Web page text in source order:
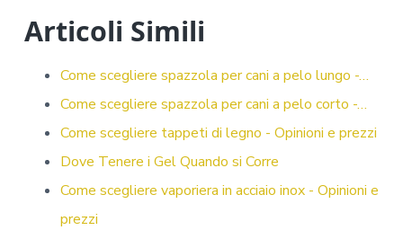
e
b
o
ok
it
te
r
er
e
st
ai
l
n
di
vi
di
Articoli Simili
Come scegliere spazzola per cani a pelo lungo -…
Come scegliere spazzola per cani a pelo corto -…
Come scegliere tappeti di legno - Opinioni e prezzi
Dove Tenere i Gel Quando si Corre
Come scegliere vaporiera in acciaio inox - Opinioni e
prezzi